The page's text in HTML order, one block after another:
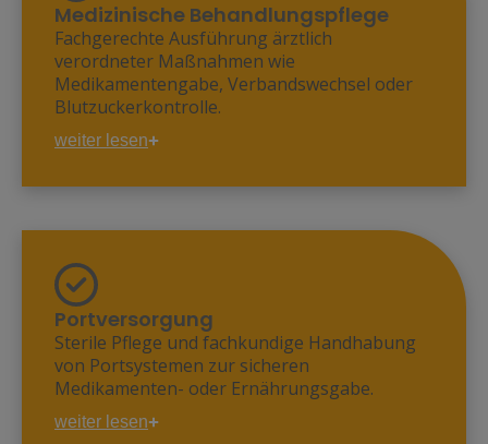
Medizinische Behandlungspflege
Fachgerechte Ausführung ärztlich
verordneter Maßnahmen wie
Medikamentengabe, Verbandswechsel oder
Blutzuckerkontrolle.
Medikamentendosierung, -
Kompressionen
Dekubitus- und Wundversorgung
PEG und Portversorgung
Katheter- und Drainagenwechsel
weiter lesen
Portversorgung
Sterile Pflege und fachkundige Handhabung
von Portsystemen zur sicheren
Medikamenten- oder Ernährungsgabe.
Ernährung und/oder
weiter lesen